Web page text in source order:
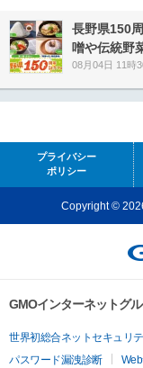
長野県150
噌や伝統野
08月04日 11時
プライバシー
ポリシー
Copyright ©
GMOインターネットグ
世界初総合ネットセキュリ
パスワード漏洩診断